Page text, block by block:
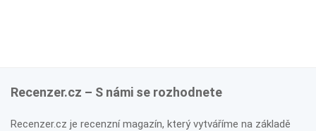
Recenzer.cz – S námi se rozhodnete
Recenzer.cz je recenzní magazín, který vytváříme na základě